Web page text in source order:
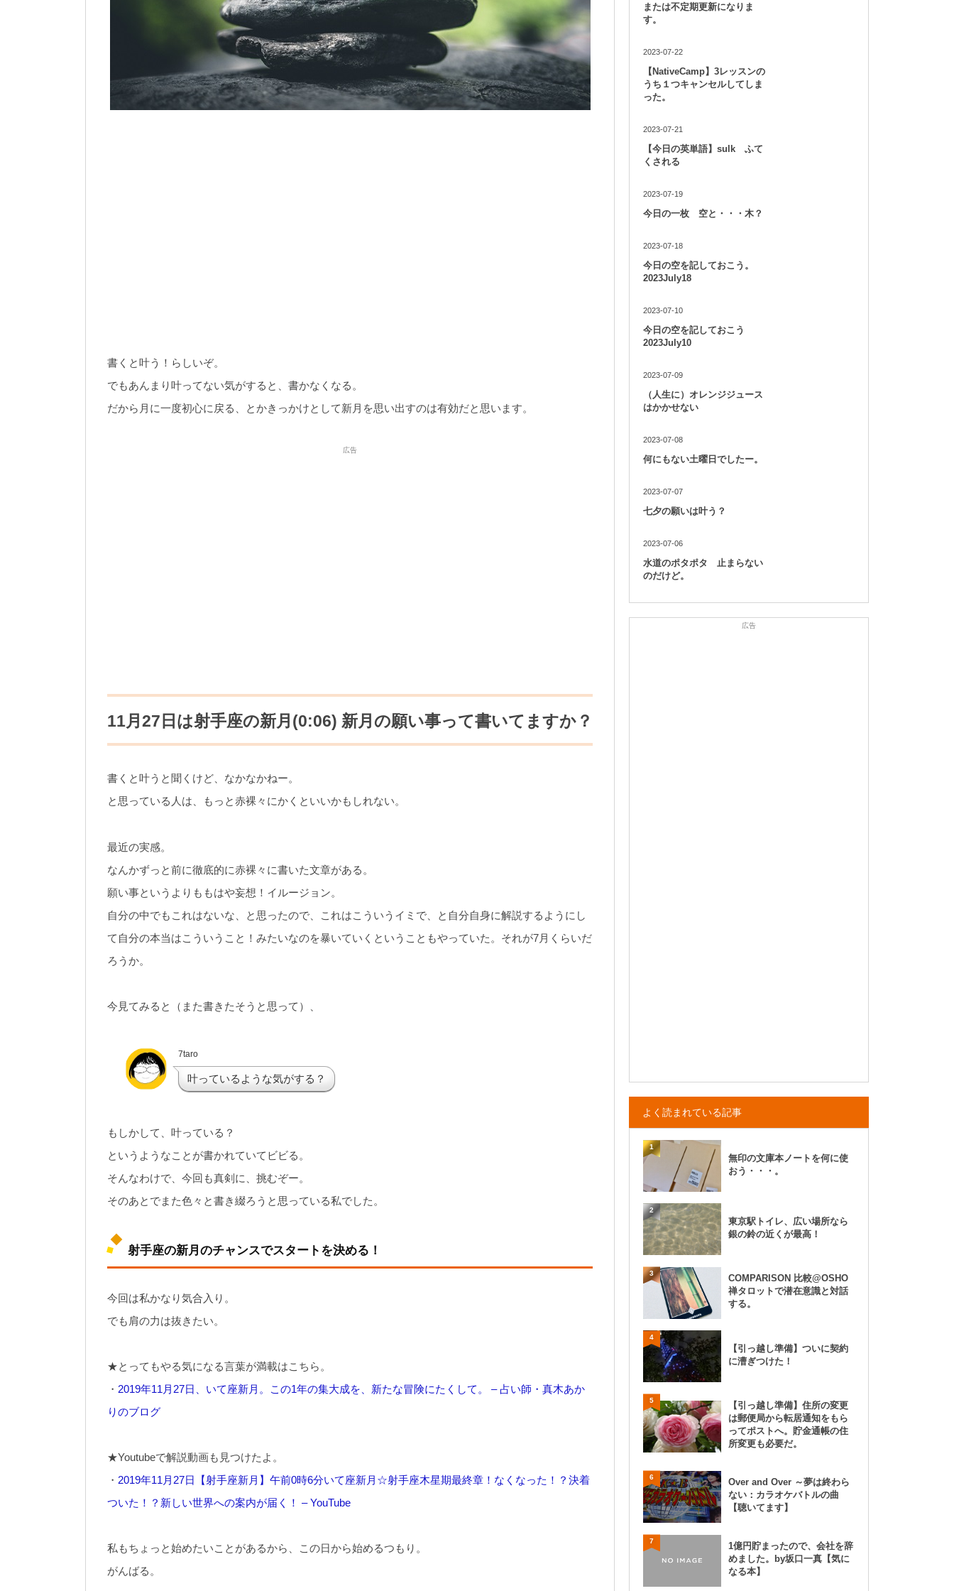
書くと叶う！らしいぞ。
でもあんまり叶ってない気がすると、書かなくなる。
だから月に一度初心に戻る、とかきっかけとして新月を思い出すのは有効だと思います。
広告
11月27日は射手座の新月(0:06) 新月の願い事って書いてますか？
書くと叶うと聞くけど、なかなかねー。
と思っている人は、もっと赤裸々にかくといいかもしれない。
最近の実感。
なんかずっと前に徹底的に赤裸々に書いた文章がある。
願い事というよりももはや妄想！イルージョン。
自分の中でもこれはないな、と思ったので、これはこういうイミで、と自分自身に解説するようにし
て自分の本当はこういうこと！みたいなのを暴いていくということもやっていた。それが7月くらいだ
ろうか。
今見てみると（また書きたそうと思って）、
7taro
叶っているような気がする？
もしかして、叶っている？
というようなことが書かれていてビビる。
そんなわけで、今回も真剣に、挑むぞー。
そのあとでまた色々と書き綴ろうと思っている私でした。
射手座の新月のチャンスでスタートを決める！
今回は私かなり気合入り。
でも肩の力は抜きたい。
★とってもやる気になる言葉が満載はこちら。
・ 2019年11月27日、いて座新月。この1年の集大成を、新たな冒険にたくして。 – 占い師・真木あか
りのブログ
★Youtubeで解説動画も見つけたよ。
・ 2019年11月27日【射手座新月】午前0時6分いて座新月☆射手座木星期最終章！なくなった！？決着
ついた！？新しい世界への案内が届く！ – YouTube
私もちょっと始めたいことがあるから、この日から始めるつもり。
がんばる。
または不定期更新になりま
す。
2023-07-22
【NativeCamp】3レッスンの
うち１つキャンセルしてしま
った。
2023-07-21
【今日の英単語】sulk ふて
くされる
2023-07-19
今日の一枚 空と・・・木？
2023-07-18
今日の空を記しておこう。
2023July18
2023-07-10
今日の空を記しておこう
2023July10
2023-07-09
（人生に）オレンジジュース
はかかせない
2023-07-08
何にもない土曜日でしたー。
2023-07-07
七夕の願いは叶う？
2023-07-06
水道のポタポタ 止まらない
のだけど。
広告
よく読まれている記事
1
無印の文庫本ノートを何に使
おう・・・。
2
東京駅トイレ、広い場所なら
銀の鈴の近くが最高！
3
COMPARISON 比較@OSHO
禅タロットで潜在意識と対話
する。
4
【引っ越し準備】ついに契約
に漕ぎつけた！
5
【引っ越し準備】住所の変更
は郵便局から転居通知をもら
ってポストへ。貯金通帳の住
所変更も必要だ。
6
Over and Over ～夢は終わら
ない：カラオケバトルの曲
【聴いてます】
7
1億円貯まったので、会社を辞
めました。by坂口一真【気に
なる本】